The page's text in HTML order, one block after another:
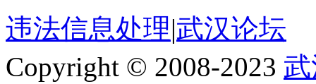
违法信息处理|武汉论坛
Copyright © 2008-2023